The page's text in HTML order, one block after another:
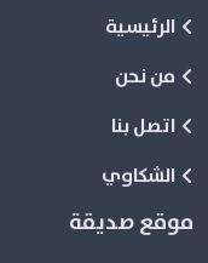
الرئيسية
من نحن
اتصل بنا
الشكاوي
موقع صديقة